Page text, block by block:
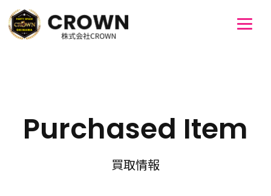
Purchased Item
買取情報